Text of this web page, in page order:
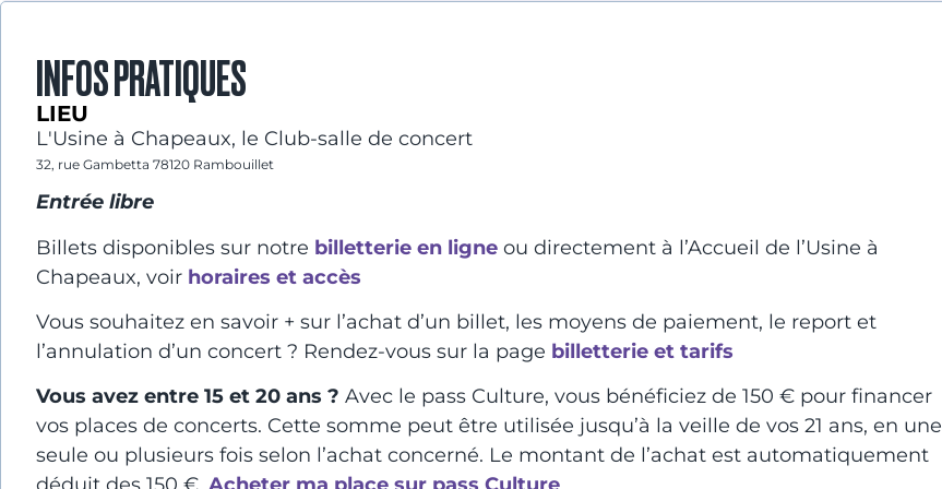
INFOS PRATIQUES
LIEU
L'Usine à Chapeaux, le Club-salle de concert
32, rue Gambetta 78120 Rambouillet
Entrée libre
Billets disponibles sur notre billetterie en ligne ou directement à l’Accueil de l’Usine à
Chapeaux, voir horaires et accès
Vous souhaitez en savoir + sur l’achat d’un billet, les moyens de paiement, le report et
l’annulation d’un concert ? Rendez-vous sur la page billetterie et tarifs
Vous avez entre 15 et 20 ans ? Avec le pass Culture, vous bénéficiez de 150 € pour financer
vos places de concerts. Cette somme peut être utilisée jusqu’à la veille de vos 21 ans, en une
seule ou plusieurs fois selon l’achat concerné. Le montant de l’achat est automatiquement